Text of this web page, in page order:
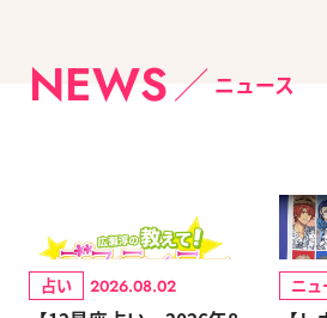
NEWS ニュース
占い 2026.08.02 ニュ